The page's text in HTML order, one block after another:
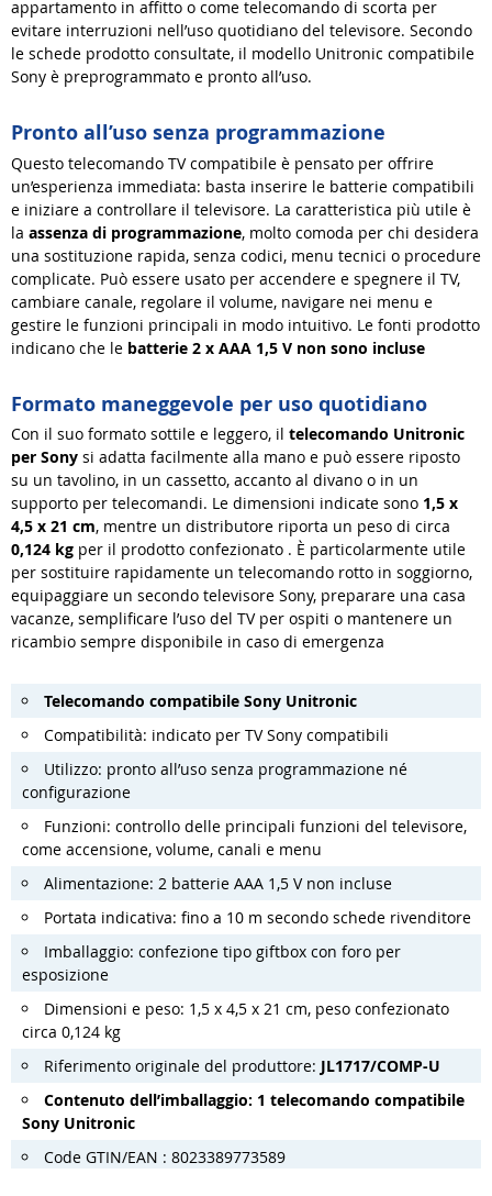
appartamento in affitto o come telecomando di scorta per
evitare interruzioni nell’uso quotidiano del televisore. Secondo
le schede prodotto consultate, il modello Unitronic compatibile
Sony è preprogrammato e pronto all’uso.
Pronto all’uso senza programmazione
Questo telecomando TV compatibile è pensato per offrire
un’esperienza immediata: basta inserire le batterie compatibili
e iniziare a controllare il televisore. La caratteristica più utile è
la assenza di programmazione, molto comoda per chi desidera
una sostituzione rapida, senza codici, menu tecnici o procedure
complicate. Può essere usato per accendere e spegnere il TV,
cambiare canale, regolare il volume, navigare nei menu e
gestire le funzioni principali in modo intuitivo. Le fonti prodotto
indicano che le batterie 2 x AAA 1,5 V non sono incluse
Formato maneggevole per uso quotidiano
Con il suo formato sottile e leggero, il telecomando Unitronic
per Sony si adatta facilmente alla mano e può essere riposto
su un tavolino, in un cassetto, accanto al divano o in un
supporto per telecomandi. Le dimensioni indicate sono 1,5 x
4,5 x 21 cm, mentre un distributore riporta un peso di circa
0,124 kg per il prodotto confezionato . È particolarmente utile
per sostituire rapidamente un telecomando rotto in soggiorno,
equipaggiare un secondo televisore Sony, preparare una casa
vacanze, semplificare l’uso del TV per ospiti o mantenere un
ricambio sempre disponibile in caso di emergenza
Telecomando compatibile Sony Unitronic
Compatibilità: indicato per TV Sony compatibili
Utilizzo: pronto all’uso senza programmazione né
configurazione
Funzioni: controllo delle principali funzioni del televisore,
come accensione, volume, canali e menu
Alimentazione: 2 batterie AAA 1,5 V non incluse
Portata indicativa: fino a 10 m secondo schede rivenditore
Imballaggio: confezione tipo giftbox con foro per
esposizione
Dimensioni e peso: 1,5 x 4,5 x 21 cm, peso confezionato
circa 0,124 kg
Riferimento originale del produttore: JL1717/COMP-U
Contenuto dell’imballaggio: 1 telecomando compatibile
Sony Unitronic
Code GTIN/EAN : 8023389773589